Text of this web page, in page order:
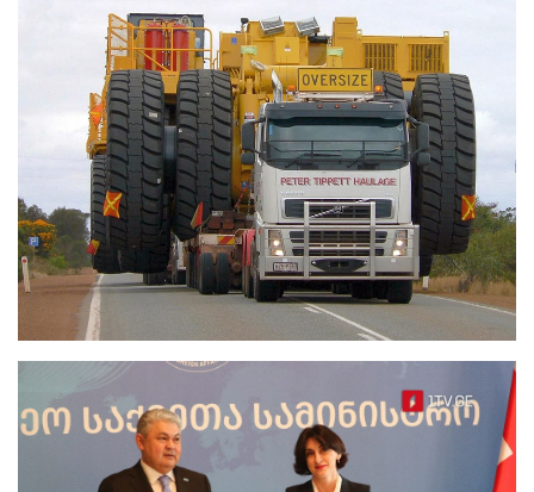
необходимых в соответствии с законодательством
государств-членов для получения специального
разрешения; в случае если требуется согласование
маршрута – в течение 10 рабочих дней после
наступления всех событий, необходимых в
соответствии с законодательством государств-членов
для получения специального разрешения; при
чрезвычайной ситуации – в течение 3 часов с момента
регистрации заявления; б) срок действия
специального разрешения – не более 135 календарных
дней; в) срок заблаговременной подачи (до
планируемой даты начала международной
автомобильной перевозки) заявления – не ранее 45
календарных дней до даты начала международной
автомобильной перевозки. «Реализация
рекомендаций позволит упростить процесс
оформления и получения перевозчиками
спецразрешений, снизить издержки при
осуществлении транспортно-логистических и
контрольно-надзорных процедур, а также устранить
ограничение, включенное в реестр препятствий на
внутреннем рынке ЕАЭС», - отметил министр по
энергетике и инфраструктуре ЕЭК Арзыбек Кожошев.